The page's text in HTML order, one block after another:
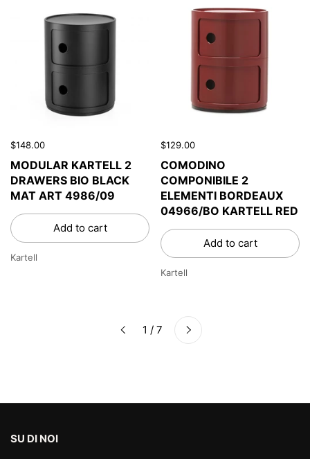
$148.00
MODULAR KARTELL 2
DRAWERS BIO BLACK
MAT ART 4986/09
Add to cart
Kartell
$129.00
COMODINO
COMPONIBILE 2
ELEMENTI BORDEAUX
04966/BO KARTELL RED
Add to cart
Kartell
Previous 1 / 7 Next
SU DI NOI